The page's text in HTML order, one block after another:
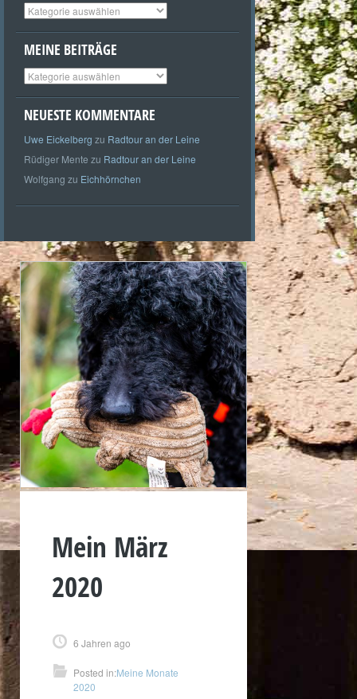
Kategorien
MEINE BEITRÄGE
Meine
Beiträge
NEUESTE KOMMENTARE
Uwe Eickelberg zu Radtour an der Leine
Rüdiger Mente zu Radtour an der Leine
Wolfgang zu Eichhörnchen
Mein März
2020
6 Jahren ago
Posted in:Meine Monate
2020